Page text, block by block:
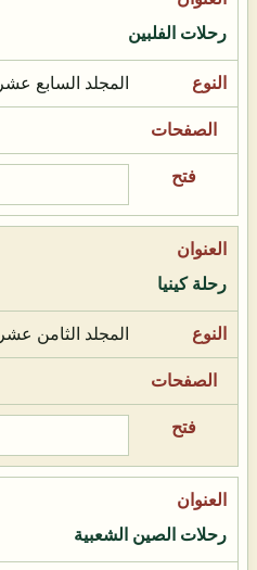
رحلات الفلبين
المجلد السابع عشر
رحلة كينيا
المجلد الثامن عشر
رحلات الصين الشعبية